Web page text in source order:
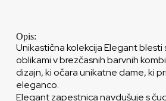
Opis:
Unikastična kolekcija Elegant blesti
oblikami v brezčasnih barvnih
dizajn, ki očara unikatne dame, ki
eleganco.
Elegant zapestnica navdušuje s